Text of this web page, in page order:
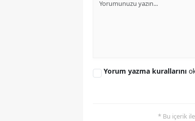
Yorum yazma kurallarını
* Bu içerik